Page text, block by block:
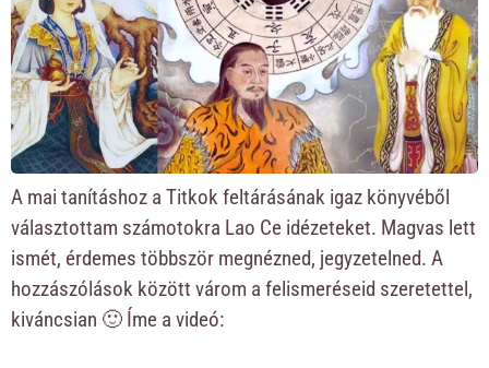
A mai tanításhoz a Titkok feltárásának igaz könyvéből
választottam számotokra Lao Ce idézeteket. Magvas lett
ismét, érdemes többször megnézned, jegyzetelned. A
hozzászólások között várom a felismeréseid szeretettel,
kiváncsian 🙂 Íme a videó: